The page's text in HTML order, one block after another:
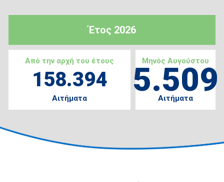
Έτος 2026
Από την αρχή του έτους
158.394
Αιτήματα
Μηνός Αυγούστου
5.509
Αιτήματα